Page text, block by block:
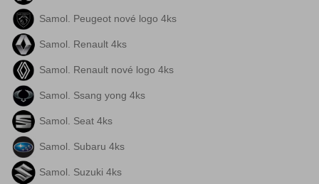
Samol. Peugeot nové logo 4ks
Samol. Renault 4ks
Samol. Renault nové logo 4ks
Samol. Ssang yong 4ks
Samol. Seat 4ks
Samol. Subaru 4ks
Samol. Suzuki 4ks